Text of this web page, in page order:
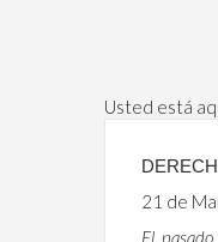
Usted está
21 de
El